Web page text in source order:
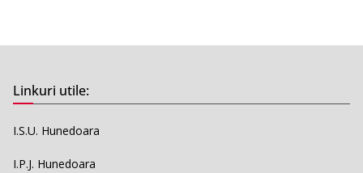
Linkuri utile:
I.S.U. Hunedoara
I.P.J. Hunedoara